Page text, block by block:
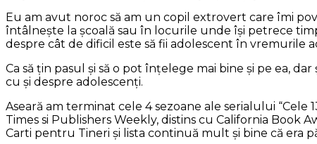
Eu am avut noroc să am un copil extrovert care îmi
întâlneşte la şcoală sau în locurile unde îşi petrece
despre cât de dificil este să fii adolescent în vremurile
Ca să ţin pasul şi să o pot înţelege mai bine şi pe ea,
cu şi despre adolescenţi.
Aseară am terminat cele 4 sezoane ale serialului “Cele
Times si Publishers Weekly, distins cu California Book
Carti pentru Tineri şi lista continuă mult şi bine că era